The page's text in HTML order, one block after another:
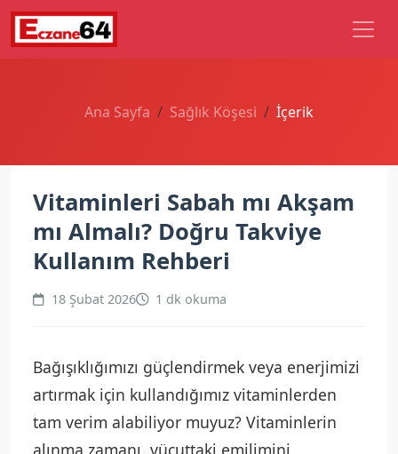
Ana Sayfa Sağlık Köşesi İçerik
Vitaminleri Sabah mı Akşam
mı Almalı? Doğru Takviye
Kullanım Rehberi
18 Şubat 2026 1 dk okuma
Bağışıklığımızı güçlendirmek veya enerjimizi
artırmak için kullandığımız vitaminlerden
tam verim alabiliyor muyuz? Vitaminlerin
alınma zamanı, vücuttaki emilimini